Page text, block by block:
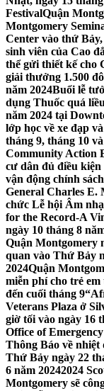
FestivalQuận
Montgomery
Center vào thứ
sinh viên của Cao
thể gửi thiết kế cho
giải thưởng 1.500
năm 2024Buổi lễ
dụng Thuốc quá
năm 2024 tại
lớp học về xe đạp
tháng 9, tháng 10
Community Action
cư dân đủ điều
vận động chính
General Charles E.
chức Lễ hội Âm
for the Record-A
ngày 10 tháng 8
Quận Montgomery
quan vào Thứ Bảy
2024Quận
miễn phí cho trẻ
đến cuối tháng 9
Veterans Plaza ở
giờ tối vào ngày 16
Office of
Thông Báo về
Thứ Bảy ngày 22
6 năm 20242024
Montgomery sẽ